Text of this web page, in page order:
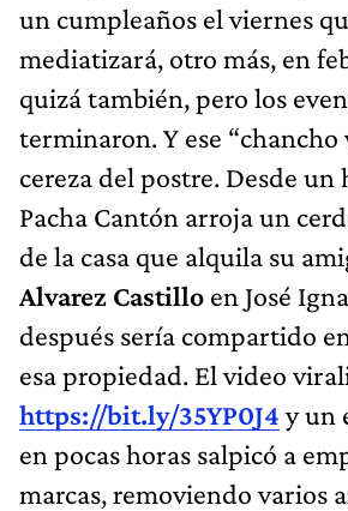
un cumpleaños el viernes
mediatizará, otro más, en
quizá también, pero los
terminaron. Y ese
cereza del postre. Desde
Pacha Cantón arroja un
de la casa que alquila su
Alvarez Castillo en José
después sería compartido
esa propiedad. El video
https://bit.ly/35YP0J4 y un
en pocas horas salpicó a
marcas, removiendo varios